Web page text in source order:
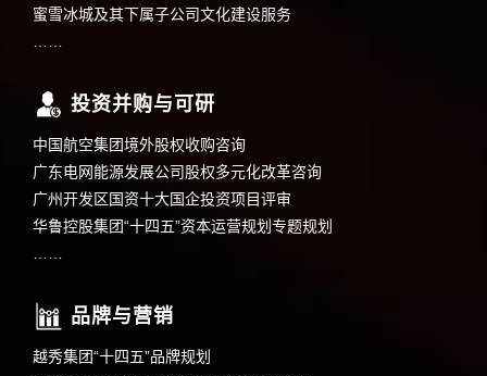
蜜雪冰城及其下属子公司文化建设服务
投资并购与可研
中国航空集团境外股权收购咨询
广东电网能源发展公司股权多元化改革咨询
广州开发区国资十大国企投资项目评审
华鲁控股集团“十四五”资本运营规划专题规划
品牌与营销
越秀集团“十四五”品牌规划